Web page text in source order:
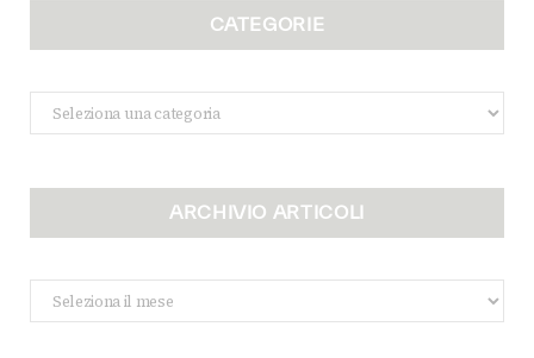
CATEGORIE
Categorie
ARCHIVIO ARTICOLI
Archivio
Articoli